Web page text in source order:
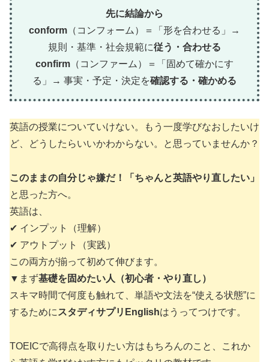
先に結論から
conform （コンフォーム）＝「形を合わせる」→
規則・基準・社会規範に従う・合わせる
confirm （コンファーム）＝「固めて確かにす
る」→ 事実・予定・決定を確認する・確かめる
英語の授業についていけない。もう一度学びなおしたいけ
ど、どうしたらいいかわからない。と思っていませんか？
このままの自分じゃ嫌だ！「ちゃんと英語やり直したい」
と思った方へ。
英語は、
✔ インプット（理解）
✔ アウトプット（実践）
この両方が揃って初めて伸びます。
▼まず基礎を固めたい人（初心者・やり直し）
スキマ時間で何度も触れて、単語や文法を“使える状態”に
するために スタディサプリEnglishはうってつけです。
TOEICで高得点を取りたい方はもちろんのこと、これか